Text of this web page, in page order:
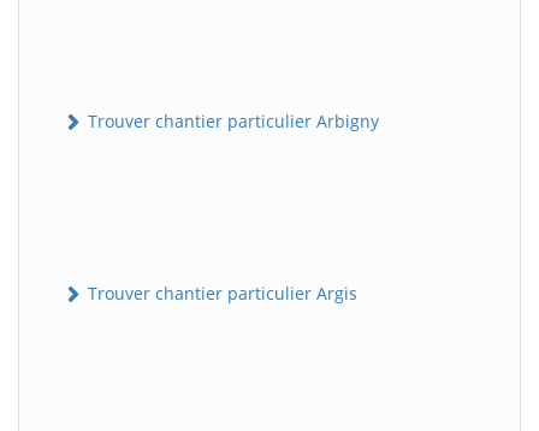
Trouver chantier particulier Arbigny
Trouver chantier particulier Argis